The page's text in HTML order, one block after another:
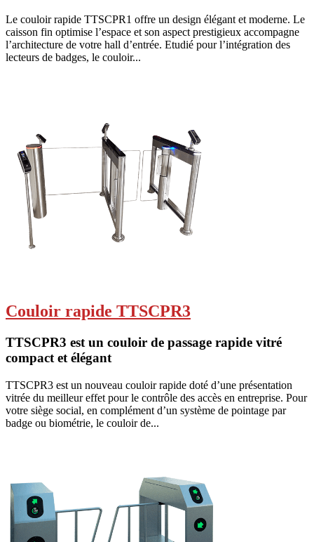
Le couloir rapide TTSCPR1 offre un design élégant et moderne. Le
caisson fin optimise l’espace et son aspect prestigieux accompagne
l’architecture de votre hall d’entrée. Etudié pour l’intégration des
lecteurs de badges, le couloir...
Couloir rapide TTSCPR3
TTSCPR3 est un couloir de passage rapide vitré
compact et élégant
TTSCPR3 est un nouveau couloir rapide doté d’une présentation
vitrée du meilleur effet pour le contrôle des accès en entreprise. Pour
votre siège social, en complément d’un système de pointage par
badge ou biométrie, le couloir de...